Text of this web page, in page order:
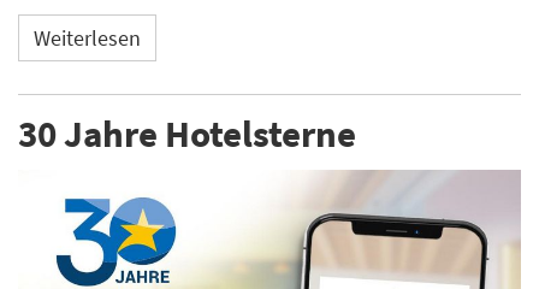
Weiterlesen
30 Jahre Hotelsterne